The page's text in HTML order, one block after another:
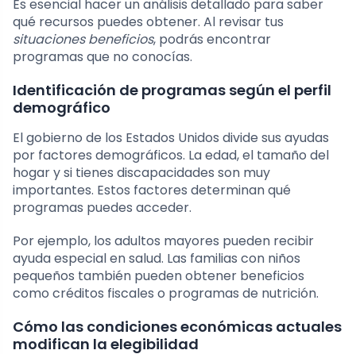
Es esencial hacer un análisis detallado para saber
qué recursos puedes obtener. Al revisar tus
situaciones beneficios, podrás encontrar
programas que no conocías.
Identificación de programas según el perfil
demográfico
El gobierno de los Estados Unidos divide sus ayudas
por factores demográficos. La edad, el tamaño del
hogar y si tienes discapacidades son muy
importantes. Estos factores determinan qué
programas puedes acceder.
Por ejemplo, los adultos mayores pueden recibir
ayuda especial en salud. Las familias con niños
pequeños también pueden obtener beneficios
como créditos fiscales o programas de nutrición.
Cómo las condiciones económicas actuales
modifican la elegibilidad